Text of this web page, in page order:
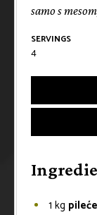
samo s
SERVINGS
4
1 kg